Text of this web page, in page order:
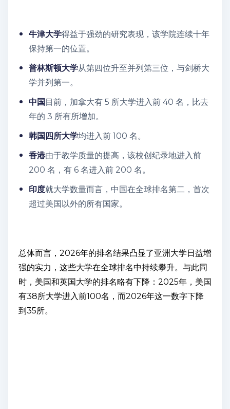
牛津大学得益于强劲的研究表现，该学院连续十年
保持第一的位置。
普林斯顿大学从第四位升至并列第三位，与剑桥大
学并列第一。
中国 目前，加拿大有 5 所大学进入前 40 名，比去
年的 3 所有所增加。
韩国四所大学均进入前 100 名。
香港由于教学质量的提高，该校创纪录地进入前
200 名，有 6 名进入前 200 名。
印度就大学数量而言，中国在全球排名第二，首次
超过美国以外的所有国家。
总体而言，2026年的排名结果凸显了亚洲大学日益增
强的实力，这些大学在全球排名中持续攀升。与此同
时，美国和英国大学的排名略有下降：2025年，美国
有38所大学进入前100名，而2026年这一数字下降
到35所。